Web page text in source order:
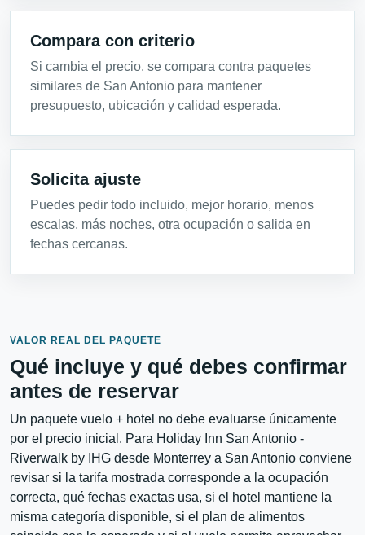
Compara con criterio
Si cambia el precio, se compara contra paquetes
similares de San Antonio para mantener
presupuesto, ubicación y calidad esperada.
Solicita ajuste
Puedes pedir todo incluido, mejor horario, menos
escalas, más noches, otra ocupación o salida en
fechas cercanas.
VALOR REAL DEL PAQUETE
Qué incluye y qué debes confirmar
antes de reservar
Un paquete vuelo + hotel no debe evaluarse únicamente
por el precio inicial. Para Holiday Inn San Antonio -
Riverwalk by IHG desde Monterrey a San Antonio conviene
revisar si la tarifa mostrada corresponde a la ocupación
correcta, qué fechas exactas usa, si el hotel mantiene la
misma categoría disponible, si el plan de alimentos